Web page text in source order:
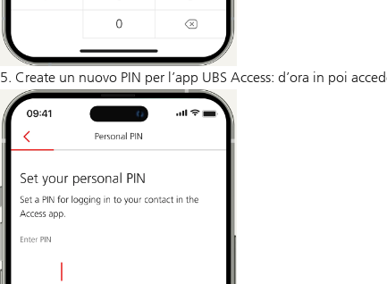
5. Create un nuovo PIN per l’app UBS Access: d’ora in poi